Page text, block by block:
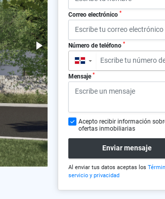
Correo electrónico *
Número de teléfono *
▼
Mensaje *
Acepto recibir información
ofertas inmobiliarias
Enviar mensaje
Al enviar tus datos aceptas los
servicio y privacidad